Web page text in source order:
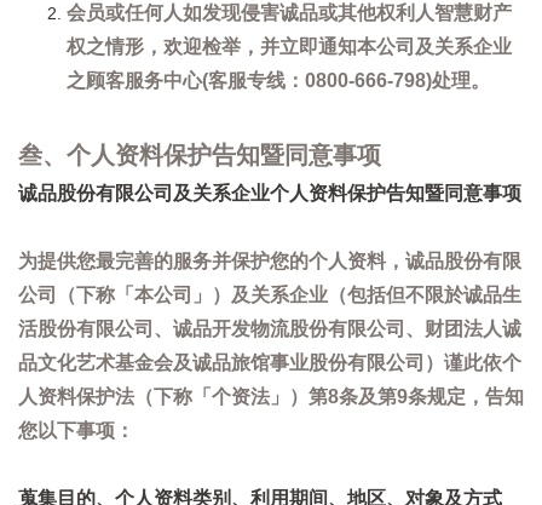
会员或任何人如发现侵害诚品或其他权利人智慧财产
权之情形，欢迎检举，并立即通知本公司及关系企业
之顾客服务中心(客服专线：0800-666-798)处理。
叁、个人资料保护告知暨同意事项
诚品股份有限公司及关系企业个人资料保护告知暨同意事项
为提供您最完善的服务并保护您的个人资料，诚品股份有限
公司（下称「本公司」）及关系企业（包括但不限於诚品生
活股份有限公司、诚品开发物流股份有限公司、财团法人诚
品文化艺术基金会及诚品旅馆事业股份有限公司）谨此依个
人资料保护法（下称「个资法」）第8条及第9条规定，告知
您以下事项：
蒐集目的、个人资料类别、利用期间、地区、对象及方式